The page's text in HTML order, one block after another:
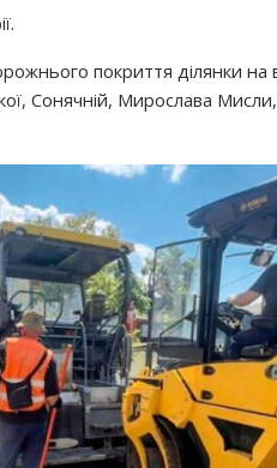
покриття ділянки
Сонячній, Мирослава